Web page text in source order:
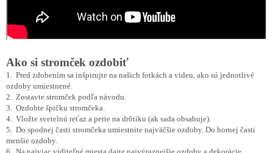
Ako si stromček ozdobiť
1. Pred zdobením sa inšpirujte na našich fotkách a videu, ako sú jednotlivé
ozdoby umiestnené.
2. Zostavte stromček podľa návodu.
3. Ozdobte špičku stromčeka.
4. Vložte svetelnú reťaz a perie na drôtiku (ak sada obsahuje).
5. Do spodnej časti stromčeka umiestnite najväčšie ozdoby. Do hornej časti
menšie ozdoby.